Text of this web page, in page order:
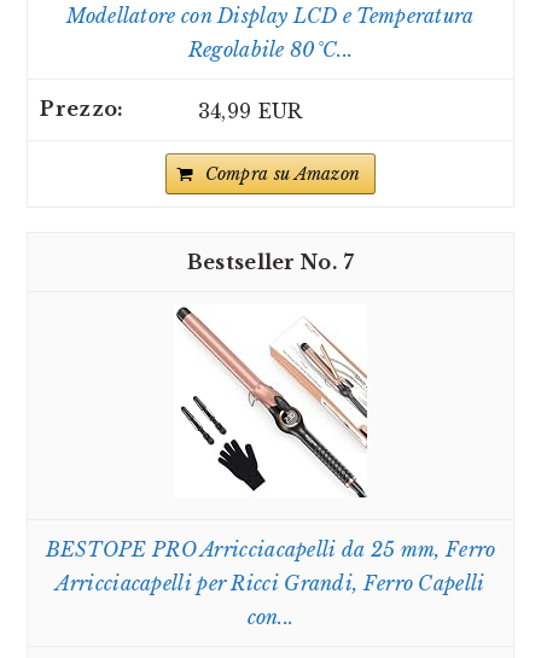
Modellatore con Display LCD e Temperatura
Regolabile 80°C...
34,99 EUR
Compra su Amazon
7
BESTOPE PRO Arricciacapelli da 25 mm, Ferro
Arricciacapelli per Ricci Grandi, Ferro Capelli
con...